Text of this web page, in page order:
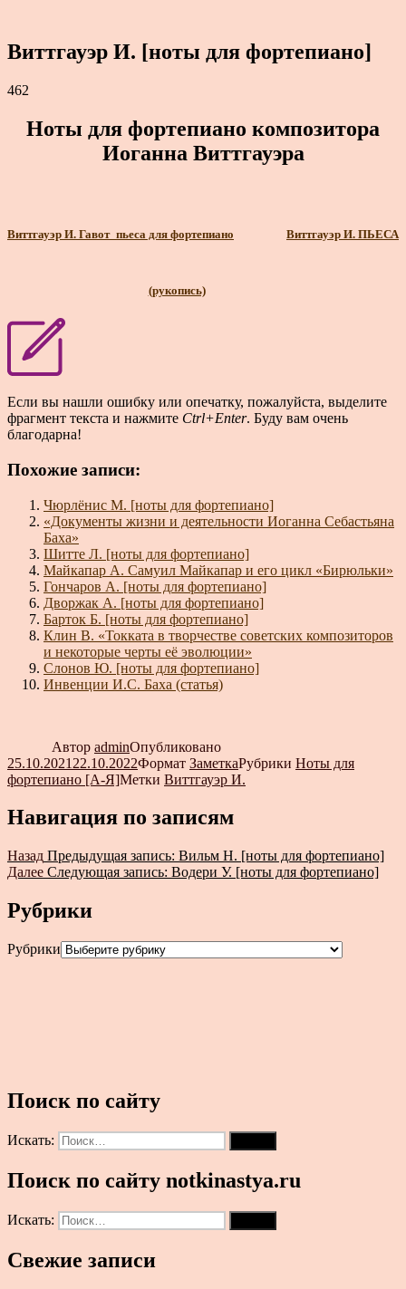
Виттгауэр И. [ноты для фортепиано]
462
Ноты для фортепиано композитора
Иоганна Виттгауэра
Виттгауэр И. Гавот_пьеса для фортепиано Виттгауэр И. ПЬЕСА
(рукопись)
Если вы нашли ошибку или опечатку, пожалуйста, выделите
фрагмент текста и нажмите Ctrl+Enter. Буду вам очень
благодарна!
Похожие записи:
Чюрлёнис М. [ноты для фортепиано]
«Документы жизни и деятельности Иоганна Себастьяна
Баха»
Шитте Л. [ноты для фортепиано]
Майкапар А. Самуил Майкапар и его цикл «Бирюльки»
Гончаров А. [ноты для фортепиано]
Дворжак А. [ноты для фортепиано]
Барток Б. [ноты для фортепиано]
Клин В. «Токката в творчестве советских композиторов
и некоторые черты её эволюции»
Слонов Ю. [ноты для фортепиано]
Инвенции И.С. Баха (статья)
Автор adminОпубликовано
25.10.2021 22.10.2022Формат ЗаметкаРубрики Ноты для
фортепиано [А-Я]Метки Виттгауэр И.
Навигация по записям
Назад Предыдущая запись: Вильм Н. [ноты для фортепиано]
Далее Следующая запись: Водери У. [ноты для фортепиано]
Рубрики
Рубрики
Поиск по сайту
Искать:
Поиск по сайту notkinastya.ru
Искать:
Свежие записи